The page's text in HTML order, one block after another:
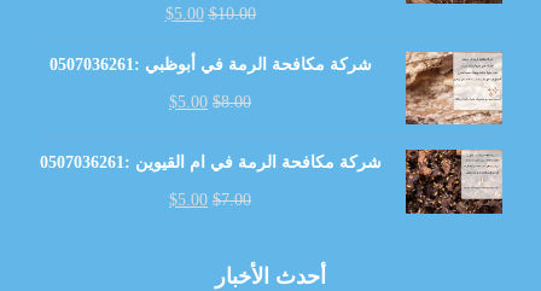
$10.00
$5.00
شركة مكافحة الرمة في أبوظبي :0507036261
$8.00
$5.00
شركة مكافحة الرمة في ام القيوين :0507036261
$7.00
$5.00
أحدث الأخبار